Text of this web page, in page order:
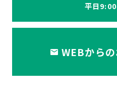
平日
WEBから